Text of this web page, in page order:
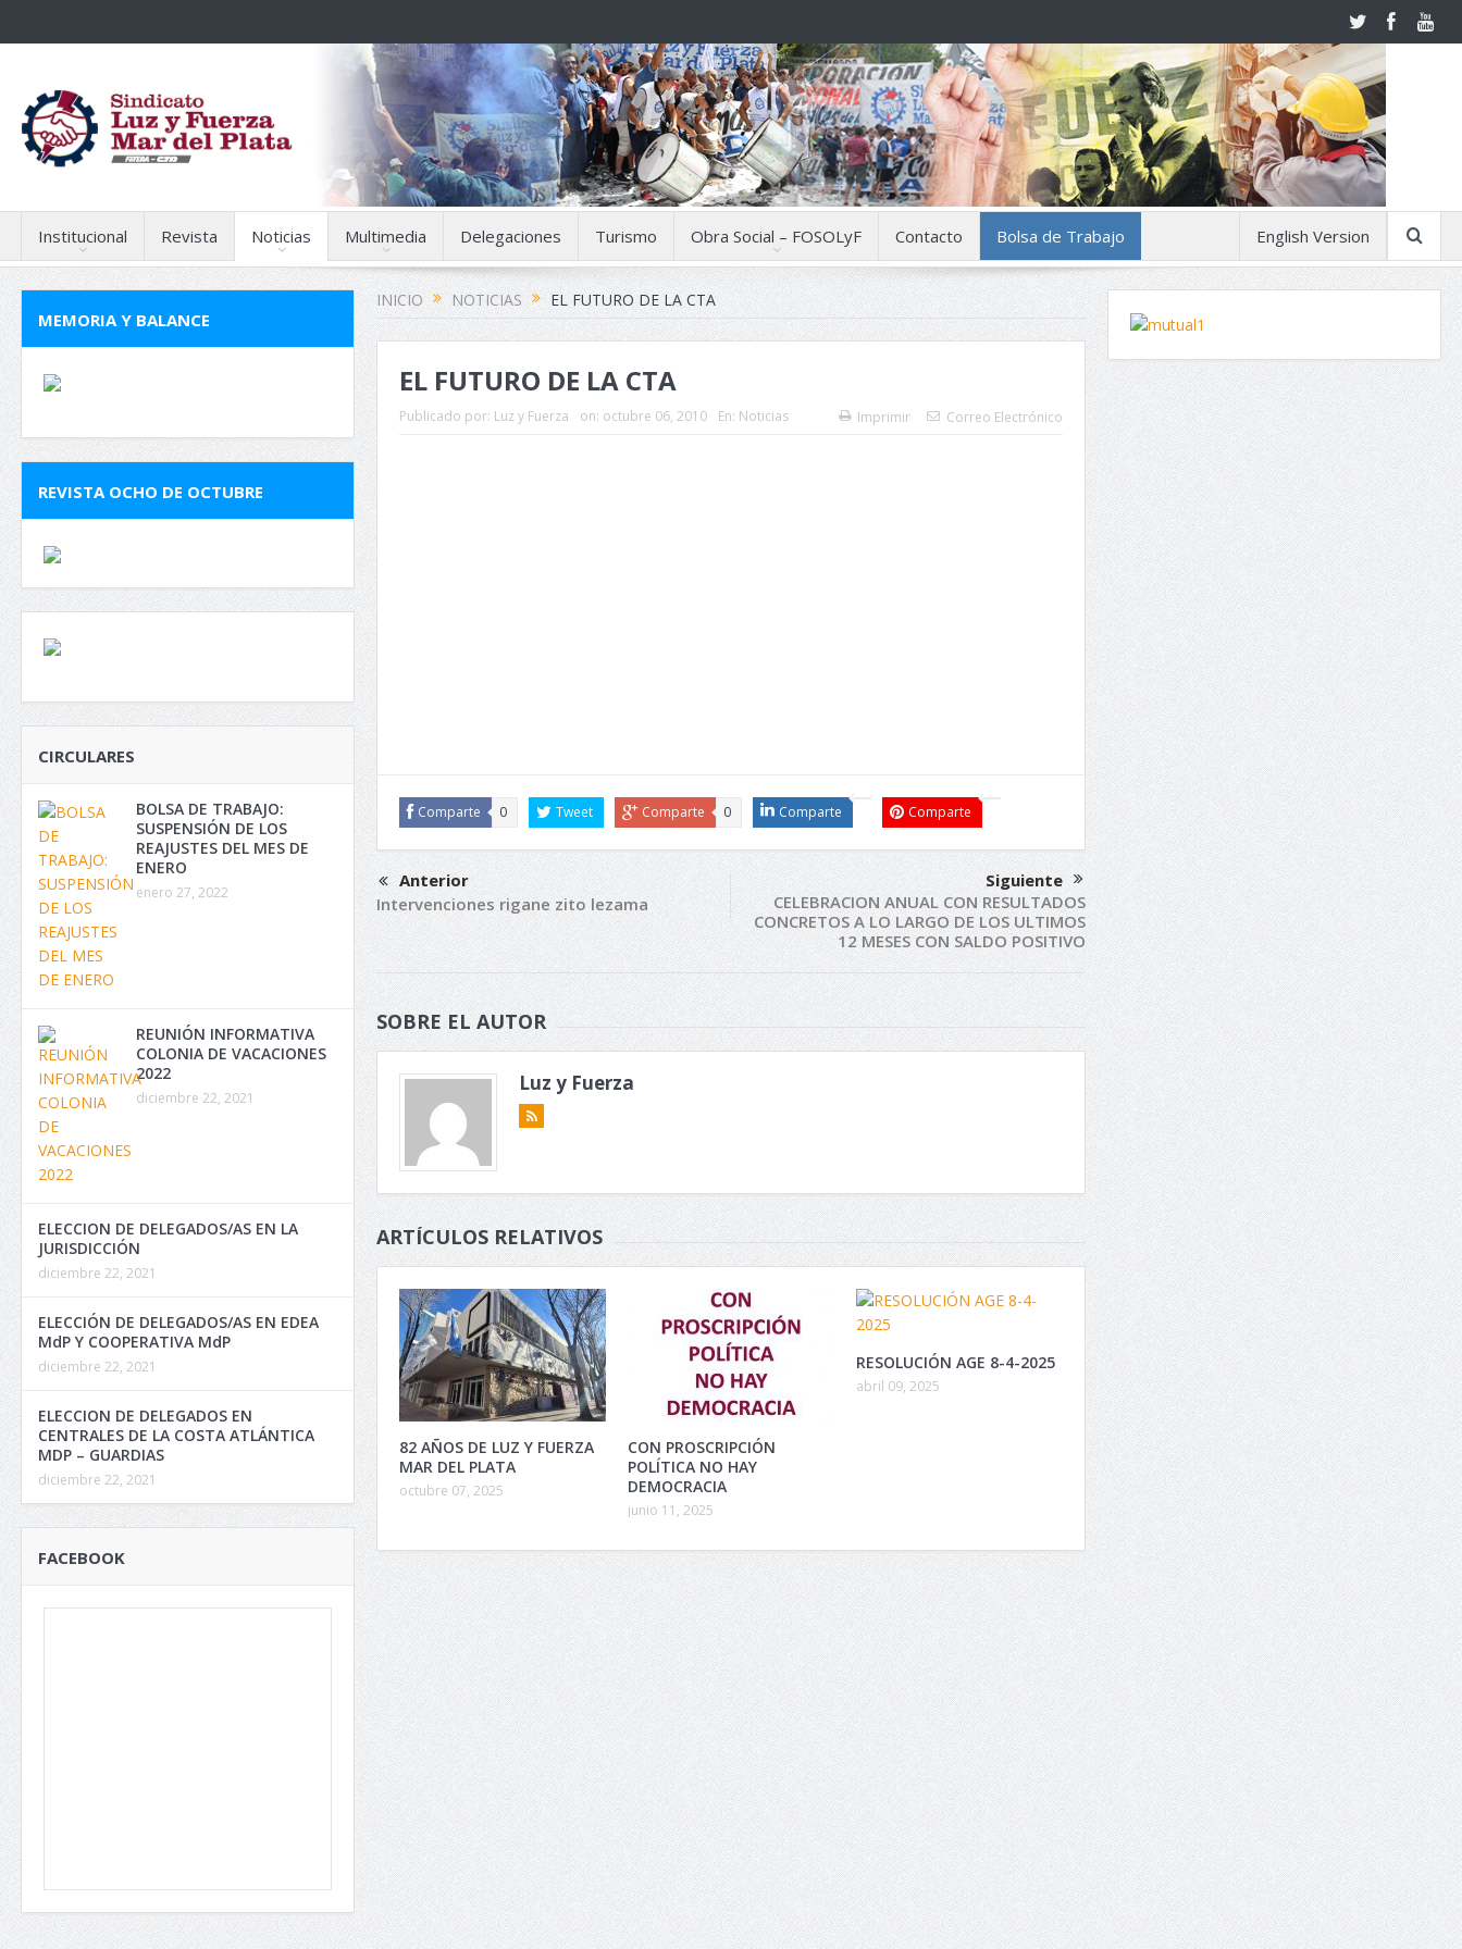
Institucional Revista Noticias Multimedia Delegaciones Turismo Obra Social – FOSOLyF Contacto Bolsa de Trabajo English Version
INICIO NOTICIAS EL FUTURO DE LA CTA
EL FUTURO DE LA CTA
Publicado por: Luz y Fuerza on: octubre 06, 2010 En: Noticias Imprimir Correo Electrónico
Comparte 0 Tweet Comparte 0 Comparte Comparte
Anterior
Intervenciones rigane zito lezama
Siguiente
CELEBRACION ANUAL CON RESULTADOS
CONCRETOS A LO LARGO DE LOS ULTIMOS
12 MESES CON SALDO POSITIVO
SOBRE EL AUTOR
Luz y Fuerza
ARTÍCULOS RELATIVOS
82 AÑOS DE LUZ Y FUERZA
MAR DEL PLATA
octubre 07, 2025
CON PROSCRIPCIÓN
POLÍTICA NO HAY
DEMOCRACIA
junio 11, 2025
RESOLUCIÓN AGE 8-4-2025
abril 09, 2025
MEMORIA Y BALANCE
REVISTA OCHO DE OCTUBRE
CIRCULARES
BOLSA DE TRABAJO:
SUSPENSIÓN DE LOS
REAJUSTES DEL MES DE
ENERO
enero 27, 2022
REUNIÓN INFORMATIVA
COLONIA DE VACACIONES
2022
diciembre 22, 2021
ELECCION DE DELEGADOS/AS EN LA
JURISDICCIÓN
diciembre 22, 2021
ELECCIÓN DE DELEGADOS/AS EN EDEA
MdP Y COOPERATIVA MdP
diciembre 22, 2021
ELECCION DE DELEGADOS EN
CENTRALES DE LA COSTA ATLÁNTICA
MDP – GUARDIAS
diciembre 22, 2021
FACEBOOK